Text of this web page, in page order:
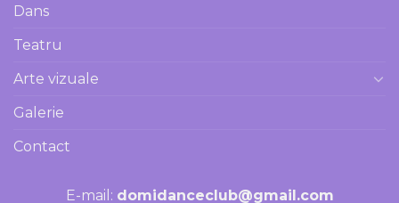
Dans
Teatru
Arte vizuale
Galerie
Contact
E-mail: domidanceclub@gmail.com